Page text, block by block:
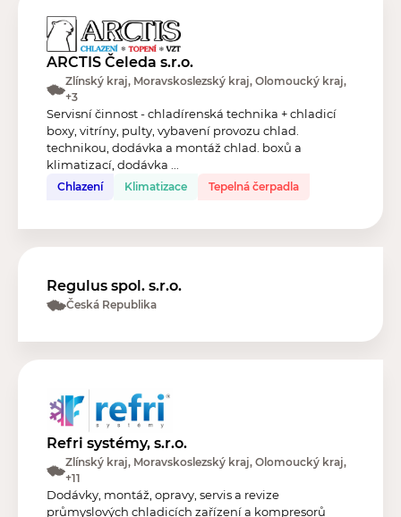
ARCTIS Čeleda s.r.o.
Zlínský kraj, Moravskoslezský kraj, Olomoucký kraj,
+3
Servisní činnost - chladírenská technika + chladicí
boxy, vitríny, pulty, vybavení provozu chlad.
technikou, dodávka a montáž chlad. boxů a
klimatizací, dodávka ...
Chlazení Klimatizace Tepelná čerpadla
Regulus spol. s.r.o.
Česká Republika
Refri systémy, s.r.o.
Zlínský kraj, Moravskoslezský kraj, Olomoucký kraj,
+11
Dodávky, montáž, opravy, servis a revize
průmyslových chladicích zařízení a kompresorů